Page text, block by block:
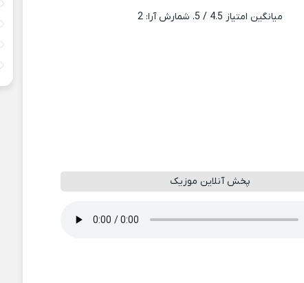
میانگین امتیاز 4.5 / 5. شمارش آرا: 2
پخش آنلاین موزیک